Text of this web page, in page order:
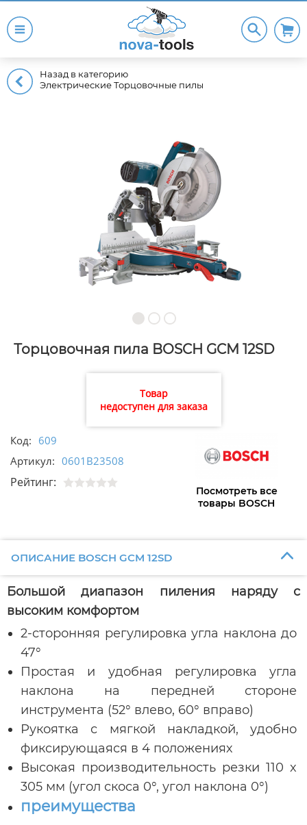
Назад в категорию
Электрические Торцовочные пилы
Торцовочная пила BOSCH GCM 12SD
Товар
недоступен для заказа
Код: 609
Артикул: 0601B23508
Рейтинг:
Посмотреть все
товары BOSCH
ОПИСАНИЕ BOSCH GCM 12SD
Большой диапазон пиления наряду с
высоким комфортом
2-сторонняя регулировка угла наклона до
47°
Простая и удобная регулировка угла
наклона на передней стороне
инструмента (52° влево, 60° вправо)
Рукоятка с мягкой накладкой, удобно
фиксирующаяся в 4 положениях
Высокая производительность резки 110 x
305 мм (угол скоса 0°, угол наклона 0°)
преимущества